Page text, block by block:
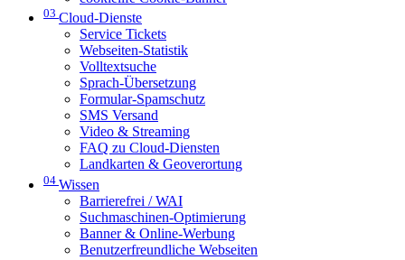
03 Cloud-Dienste
Service Tickets
Webseiten-Statistik
Volltextsuche
Sprach-Übersetzung
Formular-Spamschutz
SMS Versand
Video & Streaming
FAQ zu Cloud-Diensten
Landkarten & Geoverortung
04 Wissen
Barrierefrei / WAI
Suchmaschinen-Optimierung
Banner & Online-Werbung
Benutzerfreundliche Webseiten